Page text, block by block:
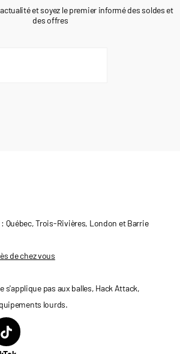
et soyez le premier informé des soldes et
des offres
Québec, Trois-Rivières, London et Barrie
de chez vous
s'applique pas aux balles, Hack Attack,
lourds.